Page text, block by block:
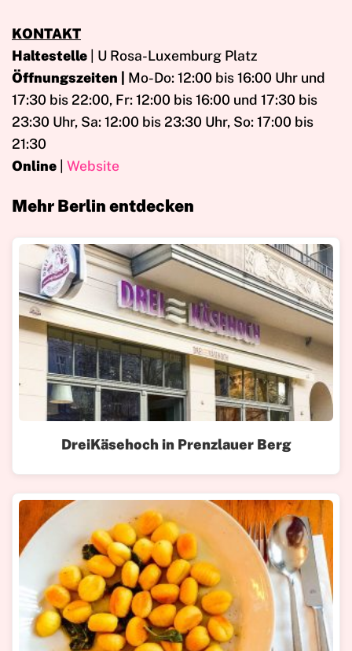
KONTAKT
Haltestelle | U Rosa-Luxemburg Platz
Öffnungszeiten | Mo-Do: 12:00 bis 16:00 Uhr und
17:30 bis 22:00, Fr: 12:00 bis 16:00 und 17:30 bis
23:30 Uhr, Sa: 12:00 bis 23:30 Uhr, So: 17:00 bis
21:30
Online | Website
Mehr Berlin entdecken
DreiKäsehoch in Prenzlauer Berg